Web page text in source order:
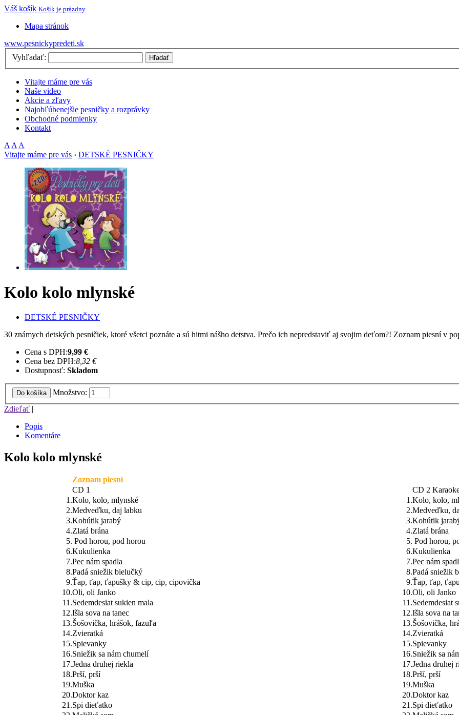
Váš košík Košík je prázdny
Mapa stránok
www.pesnickypredeti.sk
Vyhľadať:
Hľadať
Vitajte máme pre vás
Naše video
Akcie a zľavy
Najobľúbenejšie pesničky a rozprávky
Obchodné podmienky
Kontakt
A A A
Vitajte máme pre vás › DETSKÉ PESNIČKY
Kolo kolo mlynské
DETSKÉ PESNIČKY
30 známych detských pesničiek, ktoré všetci poznáte a sú hitmi nášho detstva. Prečo ich nepredstaviť aj svojim deťom?! Zoznam piesní v
Cena s DPH:9,99 €
Cena bez DPH:8,32 €
Dostupnosť: Skladom
Do košíka
Množstvo:
Zdieľať |
Popis
Komentáre
Kolo kolo mlynské
Zoznam piesní
CD 1
CD 2
1.Kolo, kolo, mlynské 1.Kolo, kolo,
2.Medveďku, daj labku 2.Medveďku,
3.Kohútik jarabý 3.Kohútik
4.Zlatá brána 4.Zlatá brána
5. Pod horou, pod horou 5. Pod horou,
6.Kukulienka 6.Kukulienka
7.Pec nám spadla 7.Pec nám
8.Padá sniežik bielučký 8.Padá sniežik
9.Ťap, ťap, ťapušky & cip, cip, cipovička 9.Ťap, ťap,
10.Oli, oli Janko 10.Oli, oli Janko
11.Sedemdesiat sukien mala 11.Sedemdesiat
12.Išla sova na tanec 12.Išla sova na
13.Šošovička, hrášok, fazuľa 13.Šošovička,
14.Zvieratká 14.Zvieratká
15.Spievanky 15.Spievanky
16.Sniežik sa nám chumelí 16.Sniežik sa
17.Jedna druhej riekla 17.Jedna druhej
18.Prší, prší 18.Prší, prší
19.Muška 19.Muška
20.Doktor kaz 20.Doktor kaz
21.Spi dieťatko 21.Spi dieťatko